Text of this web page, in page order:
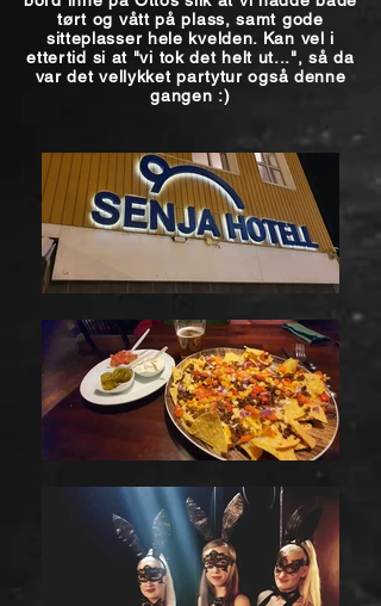
tørt og vått på plass, samt gode
sitteplasser hele kvelden. Kan vel i
ettertid si at "vi tok det helt ut...", så da
var det vellykket partytur også denne
gangen :)